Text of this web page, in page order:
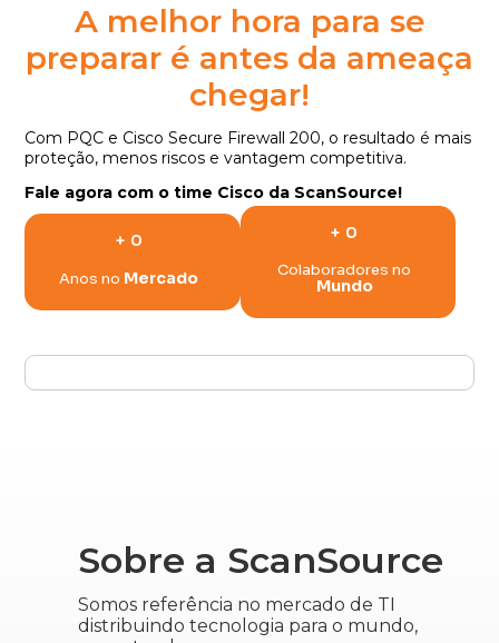
A melhor hora para se
preparar é antes da ameaça
chegar!
Com PQC e CiscoSecure Firewall 200, o resultado é mais
proteção, menos riscos e vantagem competitiva.
Fale agora com o time Cisco da ScanSource!
+ 0
Anos no Mercado
+ 0
Colaboradores no
Mundo
Sobre a ScanSource
Somos referência no mercado de TI
distribuindo tecnologia para o mundo,